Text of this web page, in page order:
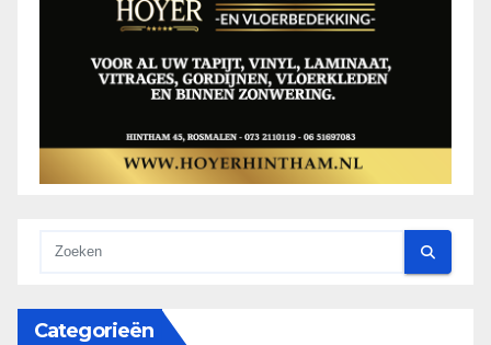
Categorieën